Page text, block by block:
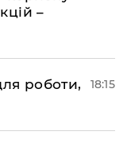
–
роботи,
18:15